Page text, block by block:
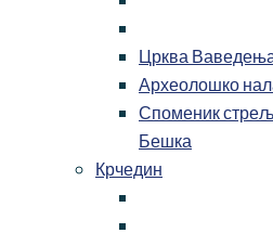
Црква
Археолошко
Споменик
Бешка
Крчедин